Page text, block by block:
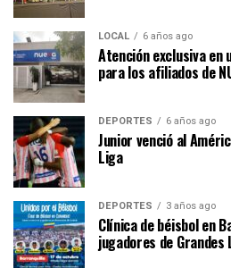
LOCAL 6 años ago
Atención exclusiva
para los afiliados de
DEPORTES 6 años ago
Junior venció al
Liga
DEPORTES 3 años ago
Clínica de béisbol en
jugadores de Grandes